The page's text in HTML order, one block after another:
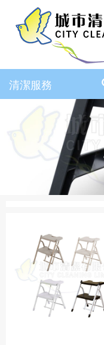
清潔服務